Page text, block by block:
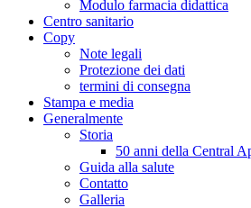
Modulo farmacia didattica
Centro sanitario
Copy
Note legali
Protezione dei dati
termini di consegna
Stampa e media
Generalmente
Storia
50 anni della Central
Guida alla salute
Contatto
Galleria